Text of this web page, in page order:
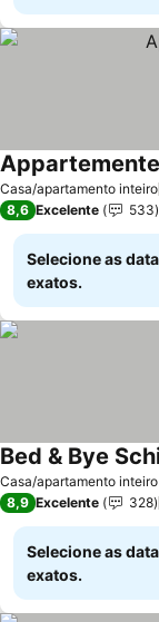
Casa/apartamento inteiro
8,6 Excelente 533
Selecione as
exatos.
Casa/apartamento inteiro
Bed & Bye
8,9 Excelente 328
Selecione as
exatos.